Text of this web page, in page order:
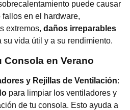
puede causar
fallos en el hardware,
extremos, daños irreparables
vida útil y a su rendimiento.
Consola en Verano
y Rejillas de Ventilación:
para limpiar los ventiladores y
de tu consola. Esto ayuda a